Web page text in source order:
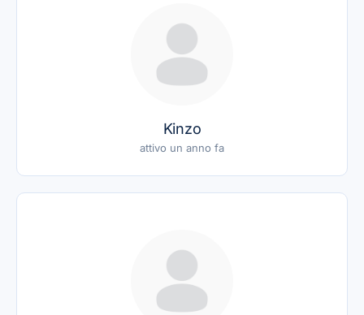
Kinzo
attivo un anno fa